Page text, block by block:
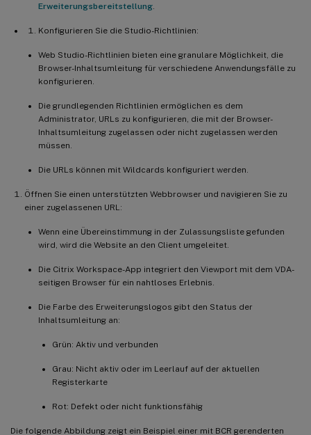
Erweiterungsbereitstellung.
Konfigurieren Sie die Studio-Richtlinien:
Web Studio-Richtlinien bieten eine granulare Möglichkeit, die
Browser-Inhaltsumleitung für verschiedene Anwendungsfälle zu
konfigurieren.
Die grundlegenden Richtlinien ermöglichen es dem
Administrator, URLs zu konfigurieren, die mit der Browser-
Inhaltsumleitung zugelassen oder nicht zugelassen werden
müssen.
Die URLs können mit Wildcards konfiguriert werden.
Öffnen Sie einen unterstützten Webbrowser und navigieren Sie zu
einer zugelassenen URL:
Wenn eine Übereinstimmung in der Zulassungsliste gefunden
wird, wird die Website an den Client umgeleitet.
Die Citrix Workspace-App integriert den Viewport mit dem VDA-
seitigen Browser für ein nahtloses Erlebnis.
Die Farbe des Erweiterungslogos gibt den Status der
Inhaltsumleitung an:
Grün: Aktiv und verbunden
Grau: Nicht aktiv oder im Leerlauf auf der aktuellen
Registerkarte
Rot: Defekt oder nicht funktionsfähig
Die folgende Abbildung zeigt ein Beispiel einer mit BCR gerenderten